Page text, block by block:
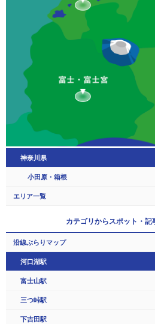
神奈川県
小田原・箱根
エリア一覧
カテゴリからスポット・記
沿線ぶらりマップ
河口湖駅
富士山駅
三つ峠駅
下吉田駅